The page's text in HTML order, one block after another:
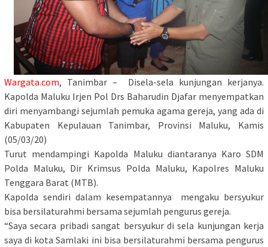
Wargata.com, Tanimbar – Disela-sela kunjungan kerjanya.
Kapolda Maluku Irjen Pol Drs Baharudin Djafar menyempatkan
diri menyambangi sejumlah pemuka agama gereja, yang ada di
Kabupaten Kepulauan Tanimbar, Provinsi Maluku, Kamis
(05/03/20)
Turut mendampingi Kapolda Maluku diantaranya Karo SDM
Polda Maluku, Dir Krimsus Polda Maluku, Kapolres Maluku
Tenggara Barat (MTB).
Kapolda sendiri dalam kesempatannya mengaku bersyukur
bisa bersilaturahmi bersama sejumlah pengurus gereja.
“Saya secara pribadi sangat bersyukur di sela kunjungan kerja
saya di kota Samlaki ini bisa bersilaturahmi bersama pengurus